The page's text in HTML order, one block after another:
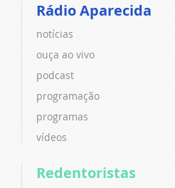
Rádio Aparecida
notícias
ouça ao vivo
podcast
programação
programas
vídeos
Redentoristas